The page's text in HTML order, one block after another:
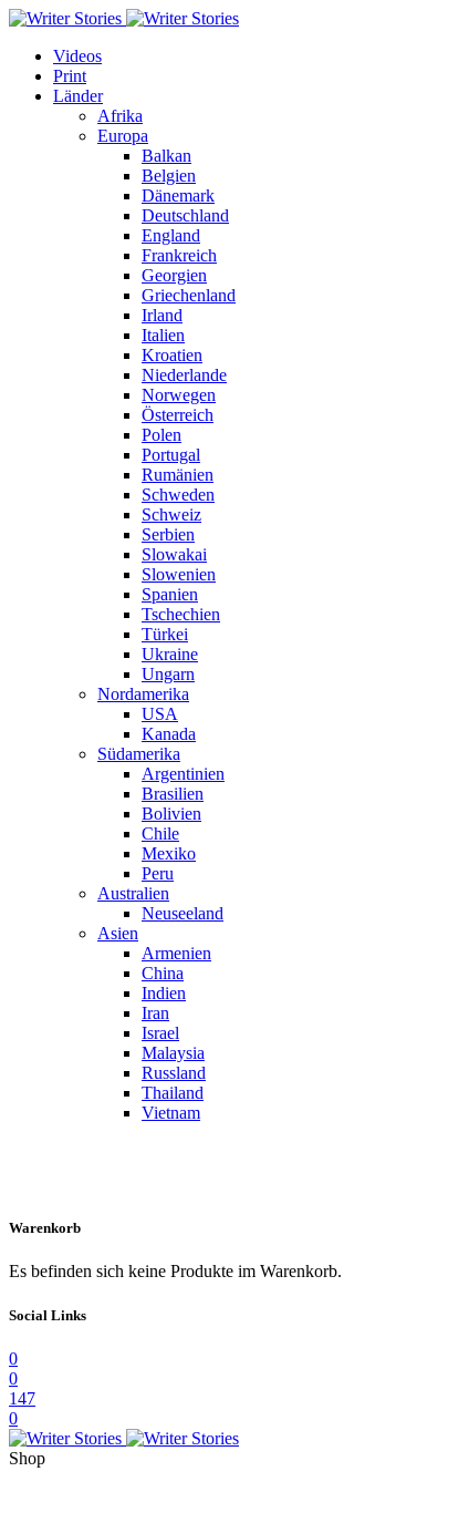
Videos
Print
Länder
Afrika
Europa
Balkan
Belgien
Dänemark
Deutschland
England
Frankreich
Georgien
Griechenland
Irland
Italien
Kroatien
Niederlande
Norwegen
Österreich
Polen
Portugal
Rumänien
Schweden
Schweiz
Serbien
Slowakai
Slowenien
Spanien
Tschechien
Türkei
Ukraine
Ungarn
Nordamerika
USA
Kanada
Südamerika
Argentinien
Brasilien
Bolivien
Chile
Mexiko
Peru
Australien
Neuseeland
Asien
Armenien
China
Indien
Iran
Israel
Malaysia
Russland
Thailand
Vietnam
Warenkorb
Es befinden sich keine Produkte im Warenkorb.
Social Links
0
0
147
0
Shop